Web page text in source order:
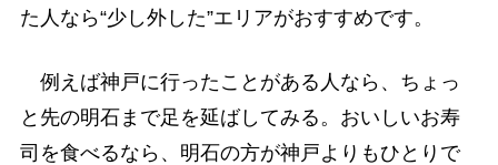
た人なら“少し外した”エリアがおすすめです。
例えば神戸に行ったことがある人なら、ちょっ
と先の明石まで足を延ばしてみる。おいしいお寿
司を食べるなら、明石の方が神戸よりもひとりで